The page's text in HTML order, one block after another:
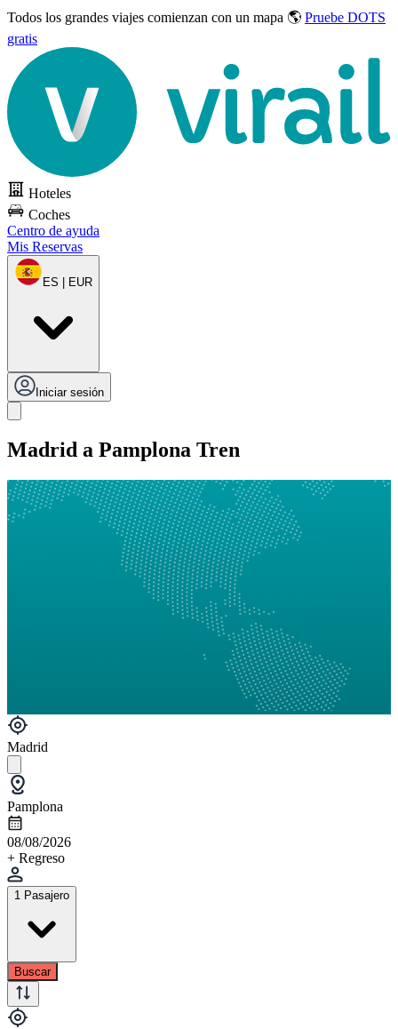
Todos los grandes viajes comienzan con un mapa 🌎 Pruebe DOTS
gratis
Hoteles
Coches
Centro de ayuda
Mis Reservas
ES | EUR
Iniciar sesión
Madrid a Pamplona Tren
Madrid
Pamplona
08/08/2026
+ Regreso
1 Pasajero
Buscar